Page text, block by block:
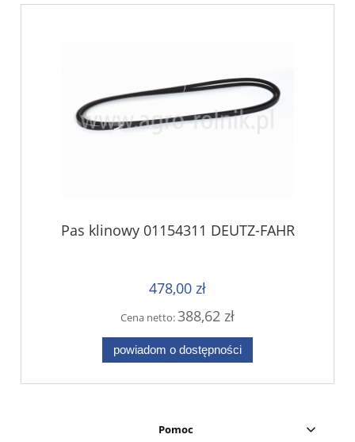
Pas klinowy 01154311 DEUTZ-FAHR
478,00 zł
Cena netto:388,62 zł
powiadom o dostępności
Pomoc